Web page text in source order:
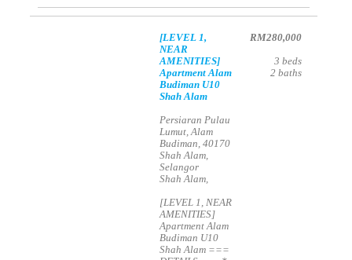
[LEVEL 1,
NEAR
AMENITIES]
Apartment Alam
Budiman U10
Shah Alam
Persiaran Pulau
Lumut, Alam
Budiman, 40170
Shah Alam,
Selangor
Shah Alam,
[LEVEL 1, NEAR
AMENITIES]
Apartment Alam
Budiman U10
Shah Alam ===
RM280,000
3 beds
2 baths